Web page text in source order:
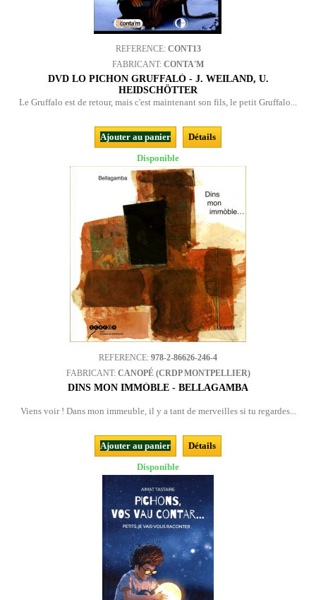
REFERENCE: CONT13
FABRICANT: CONTA'M
DVD LO PICHON GRUFFALÒ - J. WEILAND, U.
HEIDSCHÖTTER
Le Gruffalo est de retour, mais c'est maintenant son fils, le petit Gruffalo...
Ajouter au panier
Détails
Disponible
REFERENCE: 978-2-86626-246-4
FABRICANT: CANOPÉ (CRDP MONTPELLIER)
DINS MON IMMÒBLE - BELLAGAMBA
Viens voir ! Dans mon immeuble, il y a tant de merveilles si tu regardes...
Ajouter au panier
Détails
Disponible